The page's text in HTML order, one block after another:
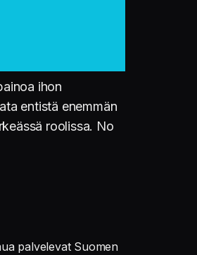
ihon
entistä enemmän
roolissa. No
palvelevat Suomen